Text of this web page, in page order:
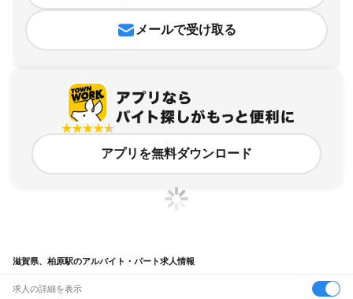
メールで受け取る
アプリを無料ダウンロード
滋賀県、柏原駅のアルバイト・パート求人情報
求人の詳細を表示